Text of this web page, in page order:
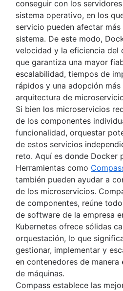
conseguir con los
sistema operativo, en los
servicio pueden afectar
sistema. De este modo,
velocidad y la eficiencia del
que garantiza una mayor
escalabilidad, tiempos de
rápidos y una adopción más
arquitectura de
Si bien los microservicios
de los componentes
funcionalidad, orquestar
de estos servicios
reto. Aquí es donde Docker
Herramientas como
también pueden ayudar a
de los microservicios.
de componentes, reúne
de software de la empresa
Kubernetes ofrece sólidas
orquestación, lo que
gestionar, implementar y
en contenedores de
de máquinas.
Compass establece las